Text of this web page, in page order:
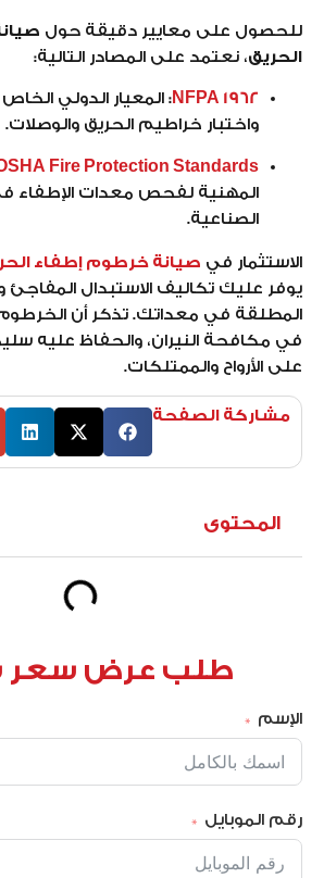
للحصول على معايير دقيقة حول
الحريق، نعتمد على المصادر التالية:
NFPA 1962
: المعيار الدولي
واختبار خراطيم الحريق والوصلات.
Fire Protection Standards
المهنية لفحص معدات الإطفاء
الصناعية.
الاستثمار في صيانة خرطوم إطفاء
يوفر عليك تكاليف الاستبدال المفاجئ
المطلقة في معداتك. تذكر أن الخرطوم
في مكافحة النيران، والحفاظ عليه
على الأرواح والممتلكات.
مشاركة الصفحة
المحتوى
طلب عرض سعر
الإسم
رقم الموبايل